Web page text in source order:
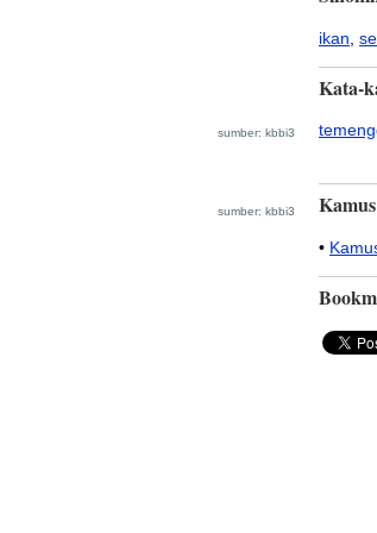
sumber: kbbi3
sumber: kbbi3
ikan
Kata-
•